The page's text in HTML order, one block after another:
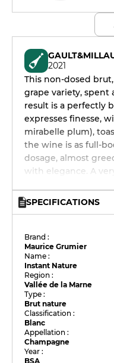
2021
This non-dosed
grape variety, spent
result is a perfectly
expresses finesse,
mirabelle plum),
the wine is as full-
dosage, almost
with elegance. A
SPECIFICATIONS
Brand :
Maurice Grumier
Name :
Instant Nature
Region :
Vallée de la Marne
Type :
Brut nature
Classification :
Blanc
Appellation :
Champagne
Year :
BSA